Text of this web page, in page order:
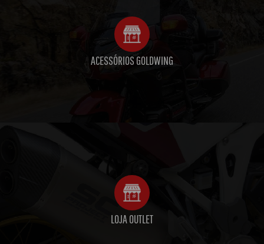
ACESSÓRIOS GOLDWING
LOJA OUTLET